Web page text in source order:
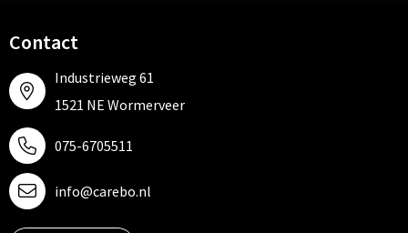
Contact
Industrieweg 61
1521 NE Wormerveer
075-6705511
info@carebo.nl